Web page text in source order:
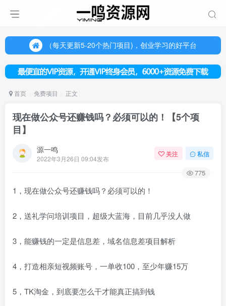
（每天更新5-20个热门项目)，创业学习的好平台
（每天更新5-20个热门项目)，创业学习的好平台
欢迎访问一鸣资源网，本站汇集数千网创课程和项目
首页 免费项目 正文
现在做公众号还赚钱吗？必须可以的！【5个项
目】
源一鸣
2022年3月26日 09:04发布
关注 私信
775
1，现在做公众号还赚钱吗？必须可以的！
2，送礼学问培训项目，超级大蓝海，目前几乎没人做
3，能赚钱的一定是信息差，域名信息差项目解析
4，打造相亲短视频账号，一单收100，至少年赚15万
5，TK淘金，到底要怎么干才能真正搞到钱